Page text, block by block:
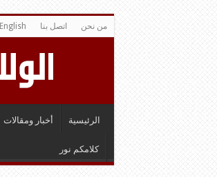
من نحن اتصل بنا English
الرئيسية أخبار ومقالات
كلامكم نور